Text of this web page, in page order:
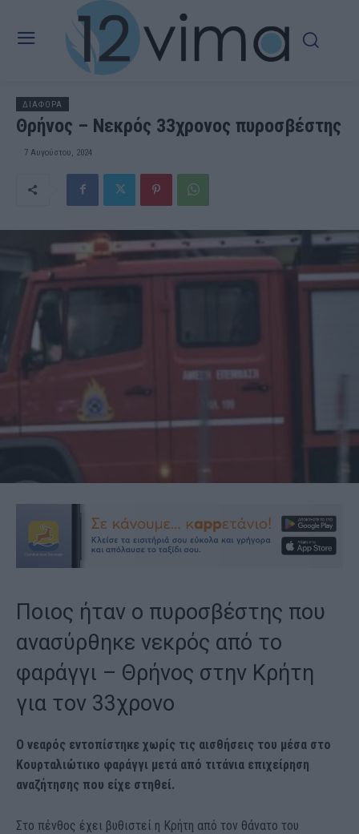
ΔΙΑΦΟΡΑ
Θρήνος – Νεκρός 33χρονος πυροσβέστης
7 Αυγούστου, 2024
Ποιος ήταν ο πυροσβέστης που
ανασύρθηκε νεκρός από το
φαράγγι – Θρήνος στην Κρήτη
για τον 33χρονο
Ο νεαρός εντοπίστηκε χωρίς τις αισθήσεις του μέσα στο
Κουρταλιώτικο φαράγγι μετά από τιτάνια επιχείρηση
αναζήτησης που είχε στηθεί.
Στο πένθος έχει βυθιστεί η Κρήτη από τον θάνατο του